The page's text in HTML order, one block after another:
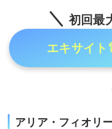
初回最
エキサイト
アリア・フィオリ